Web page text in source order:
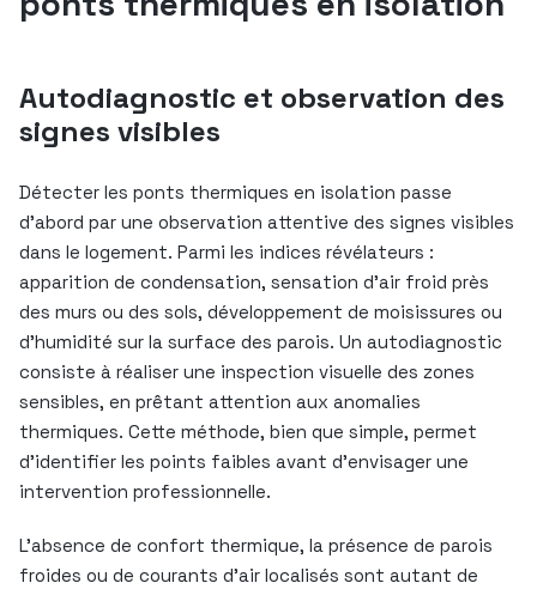
Autodiagnostic et observation des
signes visibles
Détecter les ponts thermiques en isolation passe
d’abord par une observation attentive des signes visibles
dans le logement. Parmi les indices révélateurs :
apparition de condensation, sensation d’air froid près
des murs ou des sols, développement de moisissures ou
d’humidité sur la surface des parois. Un autodiagnostic
consiste à réaliser une inspection visuelle des zones
sensibles, en prêtant attention aux anomalies
thermiques. Cette méthode, bien que simple, permet
d’identifier les points faibles avant d’envisager une
intervention professionnelle.
L’absence de confort thermique, la présence de parois
froides ou de courants d’air localisés sont autant de